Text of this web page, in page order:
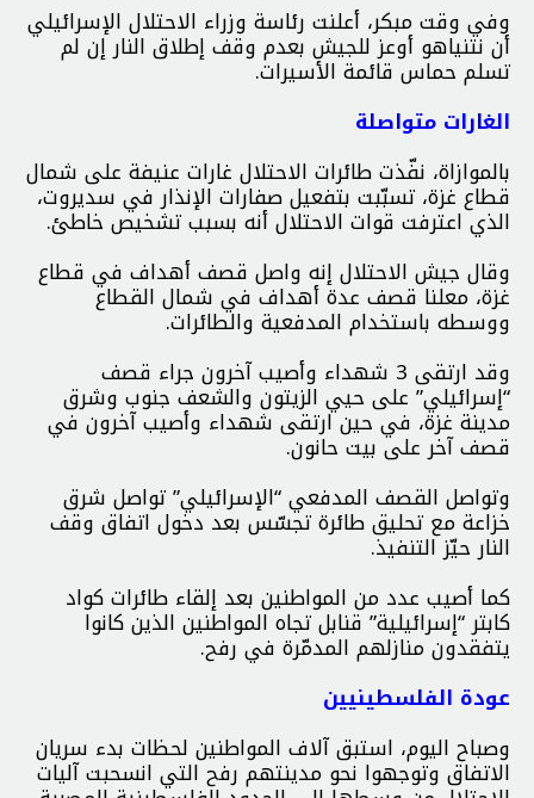
وفي وقت مبكر، أعلنت رئاسة وزراء الاحتلال الإسرائيلي
أن نتنياهو أوعز للجيش بعدم وقف إطلاق النار إن لم
تسلم حماس قائمة الأسيرات.
الغارات متواصلة
بالموازاة، نفّذت طائرات الاحتلال غارات عنيفة على شمال
قطاع غزة، تسبّبت بتفعيل صفارات الإنذار في سديروت،
الذي اعترفت قوات الاحتلال أنه بسبب تشخيص خاطئ.
وقال جيش الاحتلال إنه واصل قصف أهداف في قطاع
غزة، معلنا قصف عدة أهداف في شمال القطاع
ووسطه باستخدام المدفعية والطائرات.
وقد ارتقى 3 شهداء وأصيب آخرون جراء قصف
“إسرائيلي” على حيي الزيتون والشعف جنوب وشرق
مدينة غزة، في حين ارتقى شهداء وأصيب آخرون في
قصف آخر على بيت حانون.
وتواصل القصف المدفعي “الإسرائيلي” تواصل شرق
خزاعة مع تحليق طائرة تجسّس بعد دخول اتفاق وقف
النار حيّز التنفيذ.
كما أصيب عدد من المواطنين بعد إلقاء طائرات كواد
كابتر “إسرائيلية” قنابل تجاه المواطنين الذين كانوا
يتفقدون منازلهم المدمّرة في رفح.
عودة الفلسطينيين
وصباح اليوم، استبق آلاف المواطنين لحظات بدء سريان
الاتفاق وتوجهوا نحو مدينتهم رفح التي انسحبت آليات